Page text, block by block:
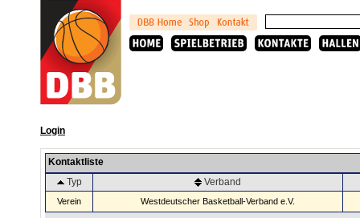
Login
Kontaktliste
Typ
Verband
Verein Westdeutscher Basketball-Verband e.V.